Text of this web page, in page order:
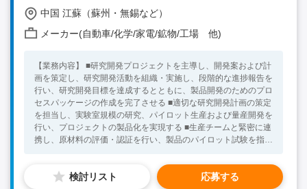
中国 江蘇（蘇州・無錫など）
メーカー(自動車/化学/家電/鉱物/工場 他)
【業務内容】 ■研究開発プロジェクトを主導し、開発案および計
画を策定し、研究開発活動を組織・実施し、段階的な進捗報告を
行い、研究開発目標を達成するとともに、製品開発のためのプロ
セスパッケージの作成を完了させる ■適切な研究開発計画の策定
を担当し、実験室規模の研究、パイロット生産および量産開発を
行い、プロジェクトの製品化を実現する ■生産チームと緊密に連
携し、原材料の評価・認証を行い、製品のパイロット試験を指導
プロジェクトを効果的に組織・管理し、適時にプロジェクトの優
先順位を調整し、割り当てられた任務を自主的に遂行する ■担当
検討リスト 応募する